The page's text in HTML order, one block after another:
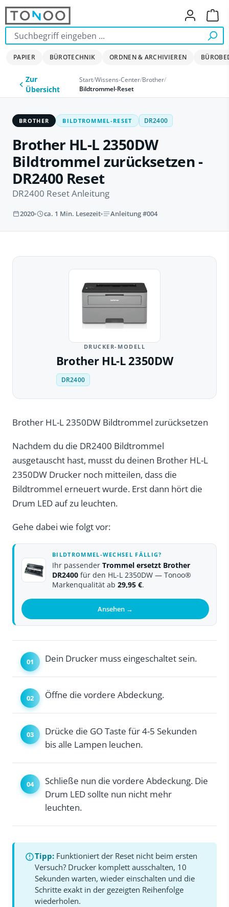
Zum Hauptinhalt springen
PAPIER BÜROTECHNIK ORDNEN & ARCHIVIEREN
Zur
Übersicht
Start/Wissens-Center/Brother/
Bildtrommel-Reset
BROTHER BILDTROMMEL-RESET DR2400
Brother HL-L 2350DW
Bildtrommel zurücksetzen -
DR2400 Reset
DR2400 Reset Anleitung
2020 ca. 1 Min. Lesezeit Anleitung #004
DRUCKER-MODELL
Brother HL-L 2350DW
DR2400
Brother HL-L 2350DW Bildtrommel zurücksetzen
Nachdem du die DR2400 Bildtrommel
ausgetauscht hast, musst du deinen Brother HL-L
2350DW Drucker noch mitteilen, dass die
Bildtrommel erneuert wurde. Erst dann hört die
Drum LED auf zu leuchten.
Gehe dabei wie folgt vor:
BILDTROMMEL-WECHSEL FÄLLIG?
Ihr passender Trommel ersetzt Brother
DR2400 für den HL-L 2350DW — Tonoo®
Markenqualität ab 29,95 €.
Ansehen →
Dein Drucker muss eingeschaltet sein.
Öffne die vordere Abdeckung.
Drücke die GO Taste für 4-5 Sekunden
bis alle Lampen leuchen.
Schließe nun die vordere Abdeckung. Die
Drum LED sollte nun nicht mehr
leuchten.
Tipp: Funktioniert der Reset nicht beim ersten
Versuch? Drucker komplett ausschalten, 10
Sekunden warten, wieder einschalten und die
Schritte exakt in der gezeigten Reihenfolge
wiederholen.